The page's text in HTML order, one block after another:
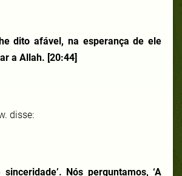
dito afável, na esperança de ele
a Allah. [20:44]
disse:
sinceridade’. Nós perguntamos, ‘A